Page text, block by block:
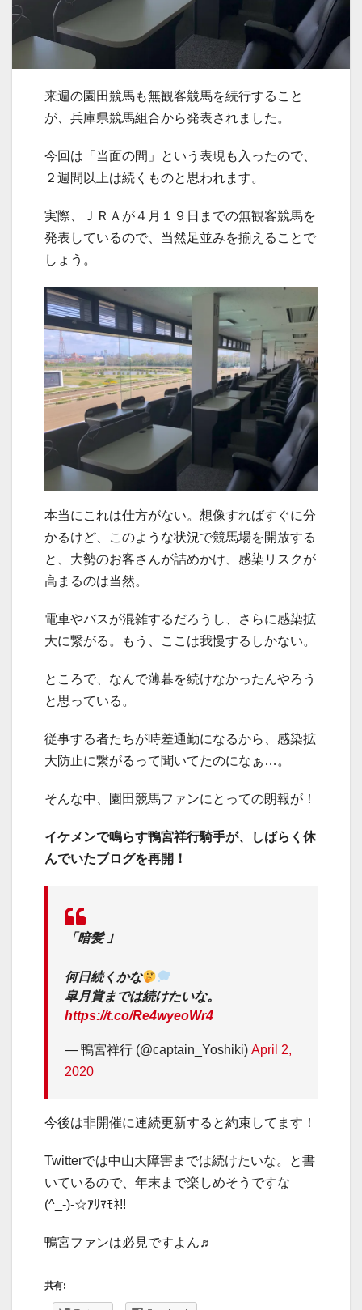
来週の園田競馬も無観客競馬を続行すること
が、兵庫県競馬組合から発表されました。
今回は「当面の間」という表現も入ったので、
２週間以上は続くものと思われます。
実際、ＪＲＡが４月１９日までの無観客競馬を
発表しているので、当然足並みを揃えることで
しょう。
本当にこれは仕方がない。想像すればすぐに分
かるけど、このような状況で競馬場を開放する
と、大勢のお客さんが詰めかけ、感染リスクが
高まるのは当然。
電車やバスが混雑するだろうし、さらに感染拡
大に繋がる。もう、ここは我慢するしかない。
ところで、なんで薄暮を続けなかったんやろう
と思っている。
従事する者たちが時差通勤になるから、感染拡
大防止に繋がるって聞いてたのになぁ…。
そんな中、園田競馬ファンにとっての朗報が！
イケメンで鳴らす鴨宮祥行騎手が、しばらく休
んでいたブログを再開！
「暗髪 ｣
何日続くかな
皐月賞までは続けたいな。
https://t.co/Re4wyeoWr4
— 鴨宮祥行 (@captain_Yoshiki) April 2,
2020
今後は非開催に連続更新すると約束してます！
Twitterでは中山大障害までは続けたいな。と書
いているので、年末まで楽しめそうですな
(^_-)-☆ｱﾘﾏﾓﾈ!!
鴨宮ファンは必見ですよん♬
共有: